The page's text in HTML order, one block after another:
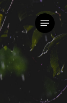
Menu